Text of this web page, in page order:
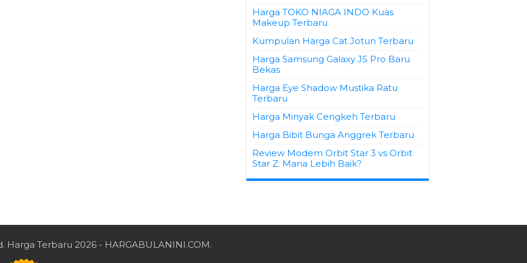
Harga TOKO NIAGA INDO Kuas
Makeup Terbaru
Kumpulan Harga Cat Jotun Terbaru
Harga Samsung Galaxy J5 Pro Baru
Bekas
Harga Eye Shadow Mustika Ratu
Terbaru
Harga Minyak Cengkeh Terbaru
Harga Bibit Bunga Anggrek Terbaru
Review Modem Orbit Star 3 vs Orbit
Star Z: Mana Lebih Baik?
Harga Terbaru 2026 - HARGABULANINI.COM.